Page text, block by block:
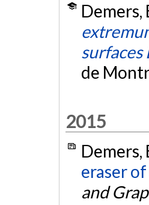
Demers,
surfaces
de
2015
Demers,
eraser
and